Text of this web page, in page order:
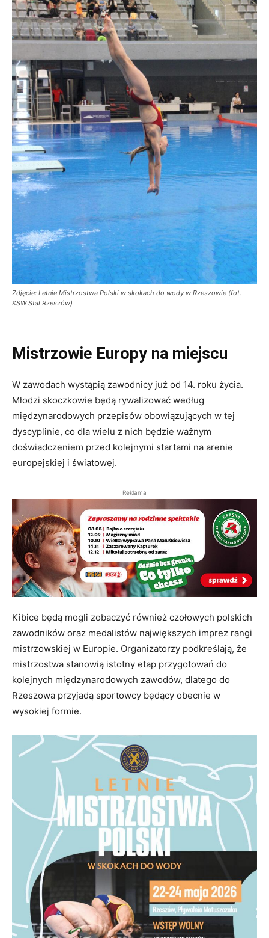
Zdjęcie: Letnie Mistrzostwa Polski w skokach do wody w Rzeszowie (fot.
KSW Stal Rzeszów)
Mistrzowie Europy na miejscu
W zawodach wystąpią zawodnicy już od 14. roku życia.
Młodzi skoczkowie będą rywalizować według
międzynarodowych przepisów obowiązujących w tej
dyscyplinie, co dla wielu z nich będzie ważnym
doświadczeniem przed kolejnymi startami na arenie
europejskiej i światowej.
Reklama
Kibice będą mogli zobaczyć również czołowych polskich
zawodników oraz medalistów największych imprez rangi
mistrzowskiej w Europie. Organizatorzy podkreślają, że
mistrzostwa stanowią istotny etap przygotowań do
kolejnych międzynarodowych zawodów, dlatego do
Rzeszowa przyjadą sportowcy będący obecnie w
wysokiej formie.